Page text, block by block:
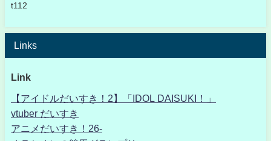
t112
Links
Link
【アイドルだいすき！2】「IDOL DAISUKI！」
vtuber だいすき
アニメだいすき！26-